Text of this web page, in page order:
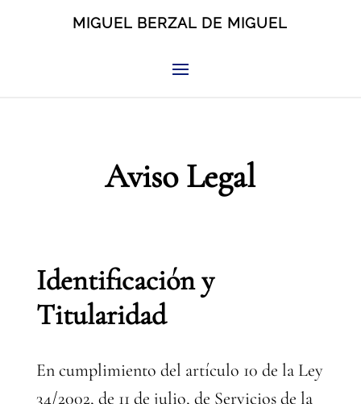
MIGUEL BERZAL DE MIGUEL
Aviso Legal
Identificación y
Titularidad
En cumplimiento del artículo 10 de la Ley
34/2002, de 11 de julio, de Servicios de la